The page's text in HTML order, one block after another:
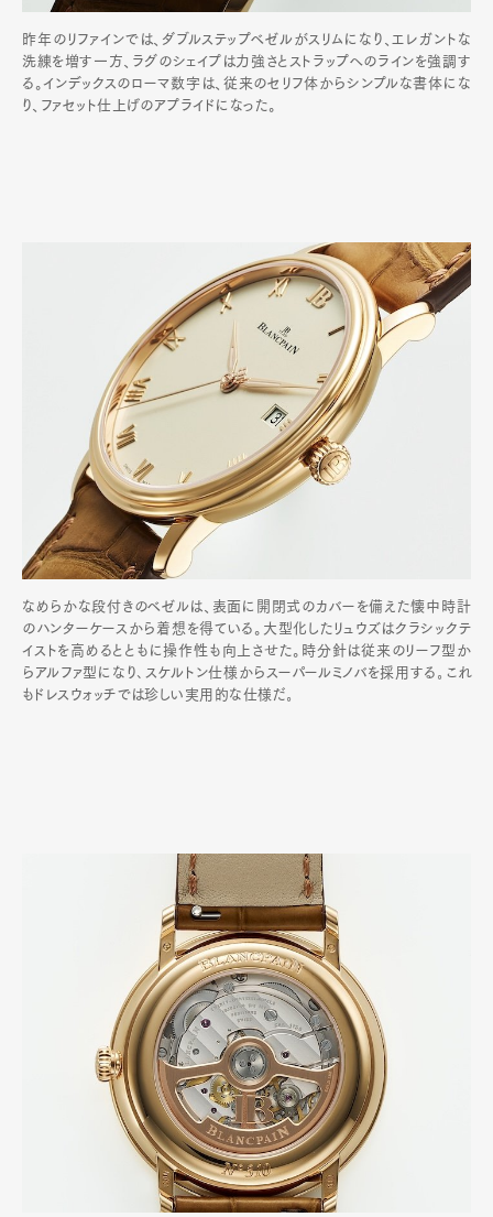
昨年のリファインでは、ダブルステップベゼルがスリムになり、エレガントな
洗練を増す一方、ラグのシェイプは力強さとストラップへのラインを強調す
る。インデックスのローマ数字は、従来のセリフ体からシンプルな書体にな
り、ファセット仕上げのアプライドになった。
なめらかな段付きのベゼルは、表面に開閉式のカバーを備えた懐中時計
のハンターケースから着想を得ている。大型化したリュウズはクラシックテ
イストを高めるとともに操作性も向上させた。時分針は従来のリーフ型か
らアルファ型になり､スケルトン仕様からスーパールミノバを採用する｡これ
もドレスウォッチでは珍しい実用的な仕様だ｡